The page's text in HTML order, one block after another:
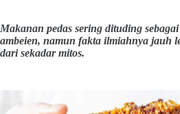
Makanan pedas sering dituding
ambeien, namun fakta ilmiahnya jauh
dari sekadar mitos.